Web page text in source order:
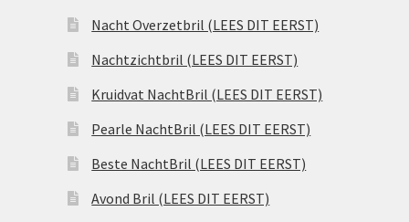
Nacht Overzetbril (LEES DIT EERST)
Nachtzichtbril (LEES DIT EERST)
Kruidvat NachtBril (LEES DIT EERST)
Pearle NachtBril (LEES DIT EERST)
Beste NachtBril (LEES DIT EERST)
Avond Bril (LEES DIT EERST)